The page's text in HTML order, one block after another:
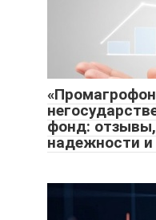
фонд: отзывы,
надежности